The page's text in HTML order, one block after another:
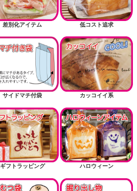
差別化アイテム 低コスト追求
サイドマチ付袋 カッコイイ系
ギフトラッピング ハロウィーン